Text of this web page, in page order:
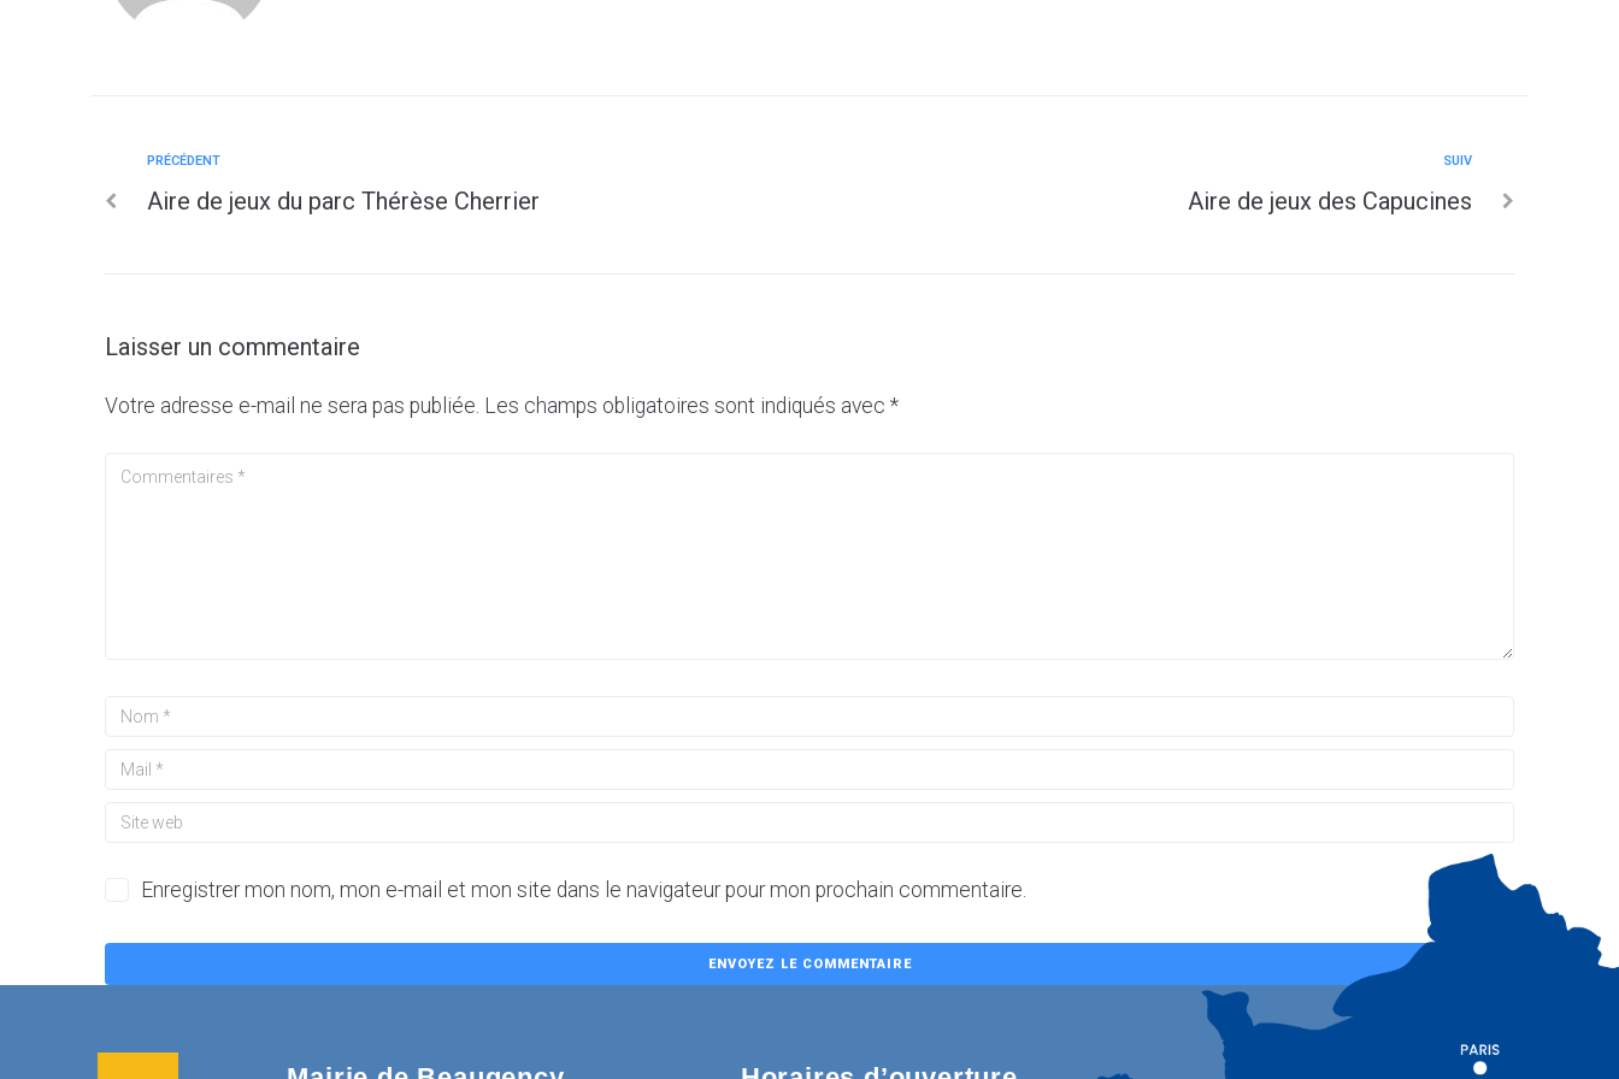
PRÉCÉDENT
Aire de jeux du parc Thérèse Cherrier
SUIV
Aire de jeux des Capucines
Laisser un commentaire
Votre adresse e-mail ne sera pas publiée. Les champs obligatoires sont indiqués avec *
Enregistrer mon nom, mon e-mail et mon site dans le navigateur pour mon prochain commentaire.